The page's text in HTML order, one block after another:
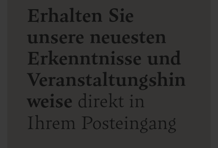
Erhalten Sie
unsere neuesten
Erkenntnisse und
Veranstaltungshin
weise direkt in
Ihrem Posteingang